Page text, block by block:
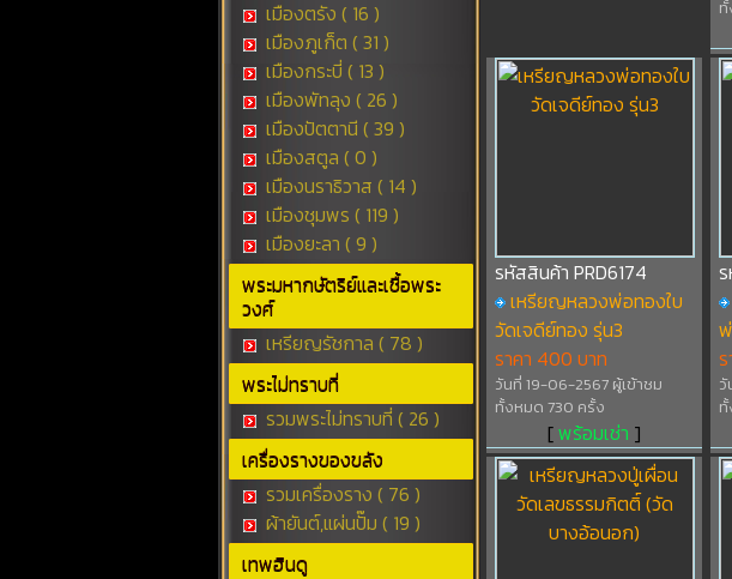
เมืองตรัง ( 16 )
เมืองภูเก็ต ( 31 )
เมืองกระบี่ ( 13 )
เมืองพัทลุง ( 26 )
เมืองปัตตานี ( 39 )
เมืองสตูล ( 0 )
เมืองนราธิวาส ( 14 )
เมืองชุมพร ( 119 )
เมืองยะลา ( 9 )
พระมหากษัตริย์และเชื้อพระ
วงศ์
เหรียญรัชกาล ( 78 )
พระไม่ทราบที่
รวมพระไม่ทราบที่ ( 26 )
เครื่องรางของขลัง
รวมเครื่องราง ( 76 )
ผ้ายันต์,แผ่นปั๊ม ( 19 )
เทพฮินดู
รหัสสินค้า PRD6174
เหรียญหลวงพ่อทองใบ
วัดเจดีย์ทอง รุ่น3
ราคา 400 บาท
วันที่ 19-06-2567 ผู้เข้าชม
ทั้งหมด 730 ครั้ง
[พร้อมเช่า ]